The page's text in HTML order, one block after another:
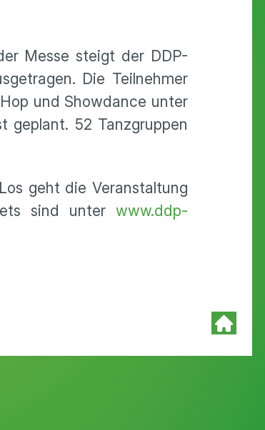
Messe steigt der DDP-
Die Teilnehmer
und Showdance unter
geplant. 52 Tanzgruppen
geht die Veranstaltung
sind unter www.ddp-